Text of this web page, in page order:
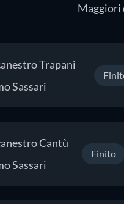
Maggiori
Trapani
Sassari
Cantù
Sassari
Finito